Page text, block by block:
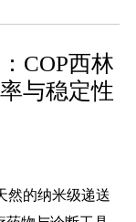
系我们
查询
COP西林
与稳定性
然的纳米级递送